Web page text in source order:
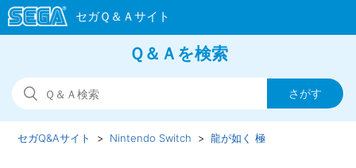
Ｑ＆Ａを検索
セガQ&Aサイト Nintendo Switch 龍が如く 極